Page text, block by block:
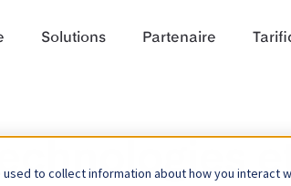
to collect information about how you interact
Solutions Partenaire